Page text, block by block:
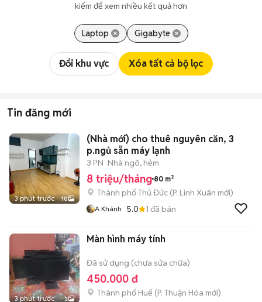
kiếm để xem nhiều kết quả hơn
Laptop Gigabyte
Đổi khu vực Xóa tất cả bộ lọc
Tin đăng mới
3 phút trước 10
(Nhà mới) cho thuê nguyên căn, 3
p.ngủ sẵn máy lạnh
3 PN Nhà ngõ, hẻm
8 triệu/tháng 80 m²
Thành phố Thủ Đức (P. Linh Xuân mới)
A Khánh 5.0 1 đã bán
3 phút trước 3
Màn hình máy tính
Đã sử dụng (chưa sửa chữa)
450.000 đ
Thành phố Huế (P. Thuận Hóa mới)